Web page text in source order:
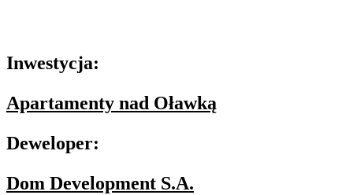
Inwestycja:
Apartamenty nad Oławką
Deweloper:
Dom Development S.A.